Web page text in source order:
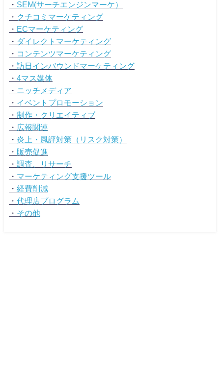
・ SEM(サーチエンジンマーケ）
・ クチコミマーケティング
・ ECマーケティング
・ ダイレクトマーケティング
・ コンテンツマーケティング
・ 訪日インバウンドマーケティング
・ 4マス媒体
・ ニッチメディア
・ イベントプロモーション
・ 制作・クリエイティブ
・ 広報関連
・ 炎上・風評対策（リスク対策）
・ 販売促進
・ 調査、リサーチ
・ マーケティング支援ツール
・ 経費削減
・ 代理店プログラム
・ その他